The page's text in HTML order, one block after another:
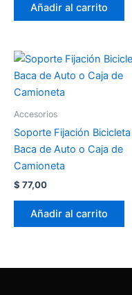
Añadir al carrito
Accesorios
Soporte Fijación Bicicleta
Baca de Auto o Caja de
Camioneta
$ 77,00
Añadir al carrito